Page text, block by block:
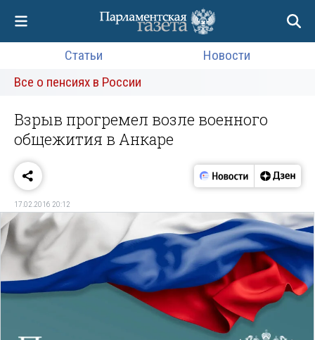
Статьи
Новости
Все о пенсиях в России
Взрыв прогремел возле военного
общежития в Анкаре
17.02.2016 20:12